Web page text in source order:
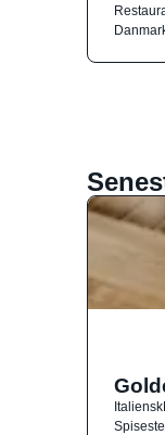
Italiensk